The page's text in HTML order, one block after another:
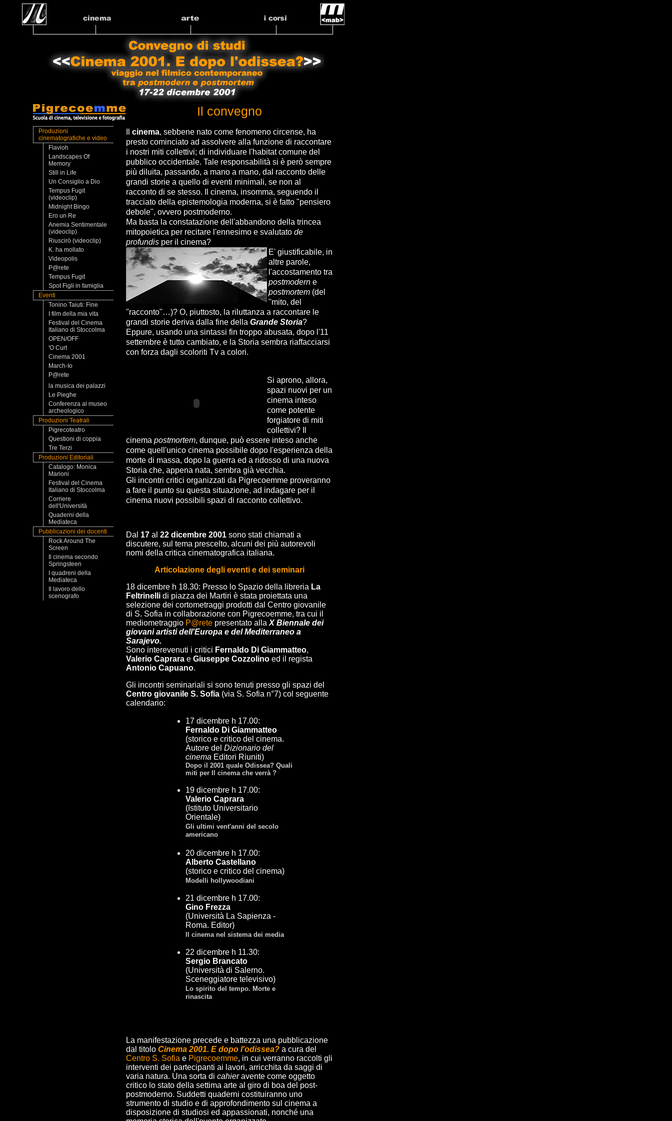
Produzioni
cinematografiche e video
Flavioh
Landscapes Of
Memory
Still in Life
Un Consiglio a Dio
Tempus Fugit
(videoclip)
Midnight Bingo
Ero un Re
Anemia Sentimentale
(videoclip)
Riuscirò (videoclip)
K. ha mollato
Videopolis
P@rete
Tempus Fugit
Spot Figli in famiglia
Eventi
Tonino Taiuti: Fine
I film della mia vita
Festival del Cinema
Italiano di Stoccolma
OPEN/OFF
'O Curt
Cinema 2001
March-Io
P@rete
la musica dei palazzi
Le Pieghe
Conferenza al museo
archeologico
Produzioni Teatrali
Pigrecoteatro
Questioni di coppia
Tre Terzi
Produzioni Editoriali
Catalogo: Monica
Marioni
Festival del Cinema
Italiano di Stoccolma
Corriere
dell'Università
Quaderni della
Mediateca
Pubblicazioni dei docenti
Rock Around The
Screen
Il cinema secondo
Springsteen
I quadreni della
Mediateca
Il lavoro dello
scenografo
Il convegno
cinema, sebbene nato come fenomeno circense, ha
presto cominciato ad assolvere alla funzione di raccontare
i nostri miti collettivi; di individuare l'habitat comune del
pubblico occidentale. Tale responsabilità si è però sempre
più diluita, passando, a mano a mano, dal racconto delle
grandi storie a quello di eventi minimali, se non al
racconto di se stesso. Il cinema, insomma, seguendo il
tracciato della epistemologia moderna, si è fatto "pensiero
debole", ovvero postmoderno.
Ma basta la constatazione dell'abbandono della trincea
mitopoietica per recitare l'ennesimo e svalutato de
profundis per il cinema?
E' giustificabile, in
altre parole,
l'accostamento tra
postmodern e
postmortem (del
"mito, del
"racconto"…)? O, piuttosto, la riluttanza a raccontare le
grandi storie deriva dalla fine della Grande Storia?
Eppure, usando una sintassi fin troppo abusata, dopo l'11
settembre è tutto cambiato, e la Storia sembra riaffacciarsi
con forza dagli scoloriti Tv a colori.
Si aprono, allora,
spazi nuovi per un
cinema inteso
come potente
forgiatore di miti
collettivi? Il
cinema postmortem, dunque, può essere inteso anche
come quell'unico cinema possibile dopo l'esperienza della
morte di massa, dopo la guerra ed a ridosso di una nuova
Storia che, appena nata, sembra già vecchia.
Gli incontri critici organizzati da Pigrecoemme proveranno
a fare il punto su questa situazione, ad indagare per il
cinema nuovi possibili spazi di racconto collettivo.
Dal 17 al 22 dicembre 2001 sono stati chiamati a
discutere, sul tema prescelto, alcuni dei più autorevoli
nomi della critica cinematografica italiana.
Articolazione degli eventi e dei seminari
18 dicembre h 18.30: Presso lo Spazio della libreria La
Feltrinelli di piazza dei Martiri è stata proiettata una
selezione dei cortometraggi prodotti dal Centro giovanile
di S. Sofia in collaborazione con Pigrecoemme, tra cui il
mediometraggio P@rete presentato alla X Biennale dei
giovani artisti dell'Europa e del Mediterraneo a
Sarajevo.
Sono interevenuti i critici Fernaldo Di Giammatteo,
Valerio Caprara e Giuseppe Cozzolino ed il regista
Antonio Capuano.
Gli incontri seminariali si sono tenuti presso gli spazi del
Centro giovanile S. Sofia (via S. Sofia n°7) col seguente
calendario:
17 dicembre h 17.00:
Fernaldo Di Giammatteo
(storico e critico del cinema.
Autore del Dizionario del
cinema Editori Riuniti)
Dopo il 2001 quale Odissea? Quali
miti per Il cinema che verrà ?
19 dicembre h 17.00:
Valerio Caprara
(Istituto Universitario
Orientale)
Gli ultimi vent'anni del secolo
americano
20 dicembre h 17.00:
Alberto Castellano
(storico e critico del cinema)
Modelli hollywoodiani
21 dicembre h 17.00:
Gino Frezza
(Università La Sapienza -
Roma. Editor)
Il cinema nel sistema dei media
22 dicembre h 11.30:
Sergio Brancato
(Università di Salerno.
Sceneggiatore televisivo)
Lo spirito del tempo. Morte e
rinascita
La manifestazione precede e battezza una pubblicazione
dal titolo Cinema 2001. E dopo l'odissea? a cura del
Centro S. Sofia e Pigrecoemme, in cui verranno raccolti gli
interventi dei partecipanti ai lavori, arricchita da saggi di
varia natura. Una sorta di cahieravente come oggetto
critico lo stato della settima arte al giro di boa del post-
postmoderno. Suddetti quaderni costituiranno uno
strumento di studio e di approfondimento sul cinema a
disposizione di studiosi ed appassionati, nonché una